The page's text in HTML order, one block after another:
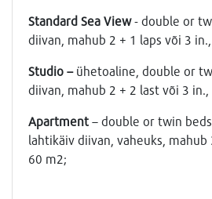
Standard Sea View- double or
diivan, mahub 2 + 1 laps või 3
Studio –ühetoaline, double or
diivan, mahub 2 + 2 last või 3 in.,
Apartment – double or twin
lahtikäiv diivan, vaheuks, mahub
60 m2;